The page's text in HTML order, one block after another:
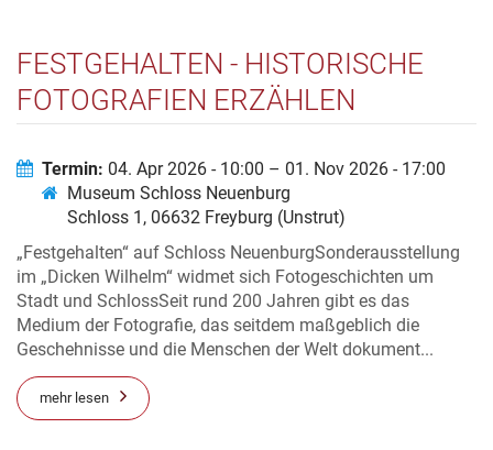
FESTGEHALTEN - HISTORISCHE
FOTOGRAFIEN ERZÄHLEN
Termin: 04. Apr 2026 - 10:00 – 01. Nov 2026 - 17:00
Museum Schloss Neuenburg
Schloss 1, 06632 Freyburg (Unstrut)
„Festgehalten“ auf Schloss NeuenburgSonderausstellung
im „Dicken Wilhelm“ widmet sich Fotogeschichten um
Stadt und SchlossSeit rund 200 Jahren gibt es das
Medium der Fotografie, das seitdem maßgeblich die
Geschehnisse und die Menschen der Welt dokument...
mehr lesen